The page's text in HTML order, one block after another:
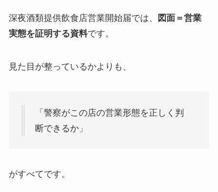
深夜酒類提供飲食店営業開始届では、
図面＝営業
実態を証明する資料です。
見た目が整っているかよりも、
「警察がこの店の営業形態を正しく判
断できるか」
がすべてです。